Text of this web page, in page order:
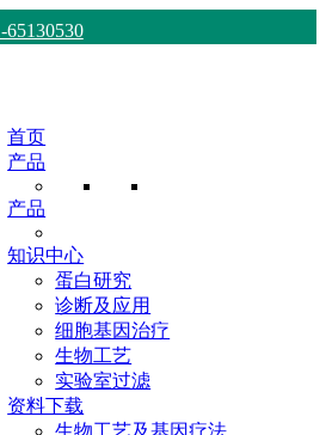
首页
产品
产品
知识中心
蛋白研究
诊断及应用
细胞基因治疗
生物工艺
实验室过滤
资料下载
生物工艺及基因疗法